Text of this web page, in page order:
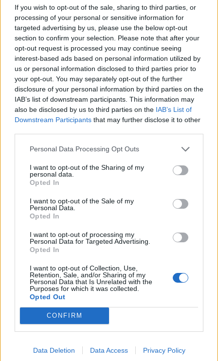
If you wish to opt-out of the sale, sharing to third parties, or
processing of your personal or sensitive information for
targeted advertising by us, please use the below opt-out
section to confirm your selection. Please note that after your
opt-out request is processed you may continue seeing
interest-based ads based on personal information utilized by
us or personal information disclosed to third parties prior to
your opt-out. You may separately opt-out of the further
disclosure of your personal information by third parties on the
IAB’s list of downstream participants. This information may
also be disclosed by us to third parties on the IAB’s List of
Downstream Participants that may further disclose it to other
Personal Data Processing Opt Outs
I want to opt-out of the Sharing of my
personal data.
Opted In
I want to opt-out of the Sale of my
Personal Data.
Opted In
I want to opt-out of processing my
Personal Data for Targeted Advertising.
Opted In
I want to opt-out of Collection, Use,
Retention, Sale, and/or Sharing of my
Personal Data that Is Unrelated with the
Purposes for which it was collected.
Opted Out
CONFIRM
Data Deletion Data Access Privacy Policy
edellisissä MM-kisoissa torjunut David Madlener sen sijaan
otti uutisesta sen verran nokkiinsa, että hän päätti kieltäytyi
MM-kutsusta kokonaan.
Tolvanen torjui Itävallan MM-avauksessa Suomea vastaan,
mutta sen jälkeen Kickert on kantanut torjuntavastuuta. Syynä
tähän on se, että Tolvanen on ollut hetkellisesti pois
joukkueen vahvuudesta saatuaan perheenlisäystä.
Tsekkaa myös: Tony Sundin MM-kisat ohi – paikkaajaa ei ole
vielä tulossa
Edellinen artikkeli
Tässä keskiviikon MM-
murskajaiset?
Seuraava artikkeli
kimppuun
LIITTYVÄT ARTIKKELIT LISÄÄ TEKIJÄLTÄ
MM-kullasta käytiin armoton vääntö –
Leijonat voitti maailmanmestaruuden
jatkoajalla